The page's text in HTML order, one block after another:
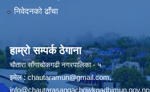
निवेदनको ढाँचा
हाम्रो सम्पर्क ठेगाना
चौतारा साँगाचोकगढी नगरपालिका - ५
इमेल :chautaramun@gmail.com,
info@chautarasangachowkgadhimun.gov.np